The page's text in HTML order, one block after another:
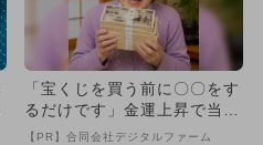
「宝くじを買う前に〇〇をす
るだけです」金運上昇で当選
者が続出
【PR】合同会社デジタルファーム